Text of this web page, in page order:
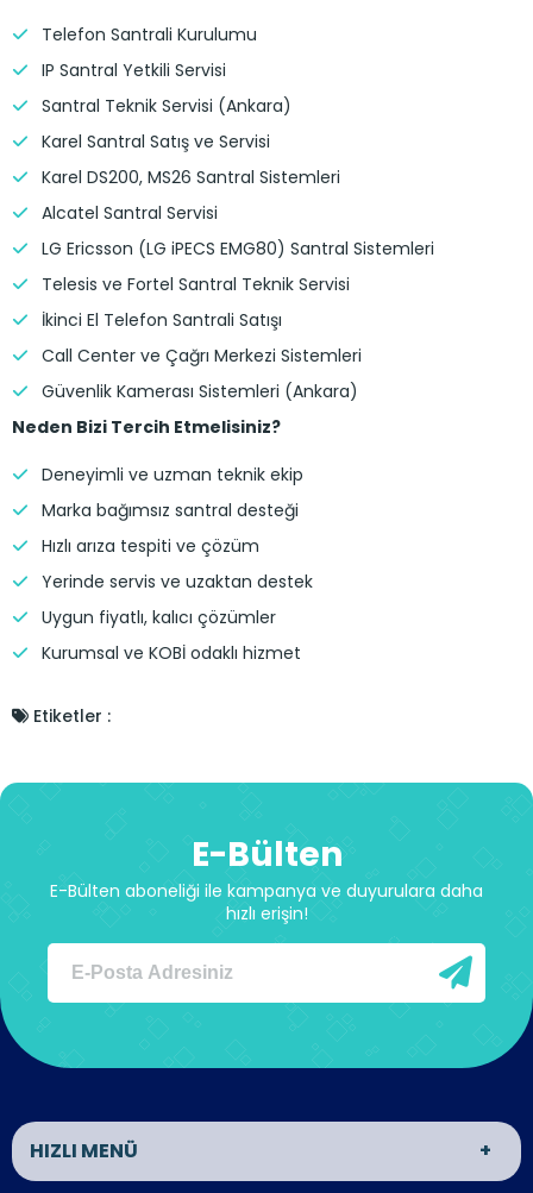
Telefon Santrali Kurulumu
IP Santral Yetkili Servisi
Santral Teknik Servisi (Ankara)
Karel Santral Satış ve Servisi
Karel DS200, MS26 Santral Sistemleri
Alcatel Santral Servisi
LG Ericsson (LG iPECS EMG80) Santral Sistemleri
Telesis ve Fortel Santral Teknik Servisi
İkinci El Telefon Santrali Satışı
Call Center ve Çağrı Merkezi Sistemleri
Güvenlik Kamerası Sistemleri (Ankara)
Neden Bizi Tercih Etmelisiniz?
Deneyimli ve uzman teknik ekip
Marka bağımsız santral desteği
Hızlı arıza tespiti ve çözüm
Yerinde servis ve uzaktan destek
Uygun fiyatlı, kalıcı çözümler
Kurumsal ve KOBİ odaklı hizmet
Etiketler :
E-Bülten
E-Bülten aboneliği ile kampanya ve duyurulara daha
hızlı erişin!
HIZLI MENÜ